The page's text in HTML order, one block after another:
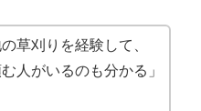
草刈りを経験して、
人がいるのも分かる」